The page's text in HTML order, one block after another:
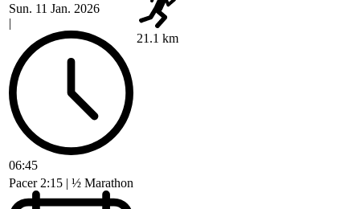
Sun. 11 Jan. 2026
|
06:45
21.1 km
Pacer 2:15 | ½ Marathon